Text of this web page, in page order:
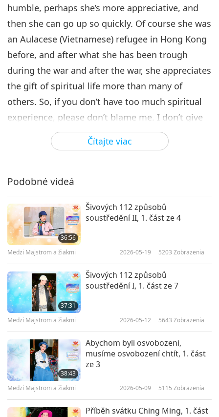
6
31:57
Oceňujte dar duchovného
života, 6. časť zo 6
Medzi Majstrom a žiakmi 2018-03-17 6502 Zobrazenia
Čítajte viac
humble, perhaps she’s more appreciative, and
then she can go up so quickly. Of course she was
an Aulacese (Vietnamese) refugee in Hong Kong
before, and after what she has been trough
during the war and after the war, she appreciates
the gift of spiritual life more than many of
others. So, if you don’t have too much spiritual
experience, please don’t blame me. I don’t give
her more than I give you. It’s all laid there. It is
up to you to have it more or to have it less. It’s
Podobné videá
36:56
Šivových 112 způsobů
soustředění II, 1. část ze 4
Medzi Majstrom a žiakmi 2026-05-19 5203 Zobrazenia
37:31
Šivových 112 způsobů
soustředění I, 1. část ze 7
Medzi Majstrom a žiakmi 2026-05-12 5643 Zobrazenia
38:43
Abychom byli osvobozeni,
musíme osvobození chtít, 1. část
ze 3
Medzi Majstrom a žiakmi 2026-05-09 5115 Zobrazenia
Příběh svátku Ching Ming, 1. část